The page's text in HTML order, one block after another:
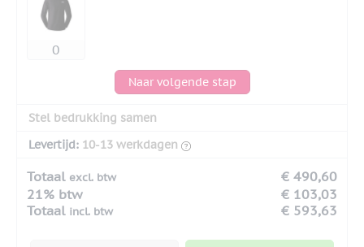
Naar volgende stap
Stel bedrukking samen
Levertijd: 10-13 werkdagen
Totaal excl. btw
€ 490,60
21% btw
€ 103,03
Totaal incl. btw € 593,63